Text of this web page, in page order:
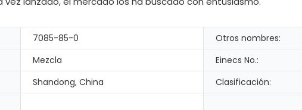
7085-85-0 Otros nombres:
Mezcla Einecs No.:
Shandong, China Clasificación: